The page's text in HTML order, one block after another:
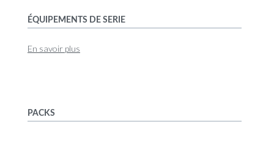
ÉQUIPEMENTS DE SERIE
En savoir plus
PACKS